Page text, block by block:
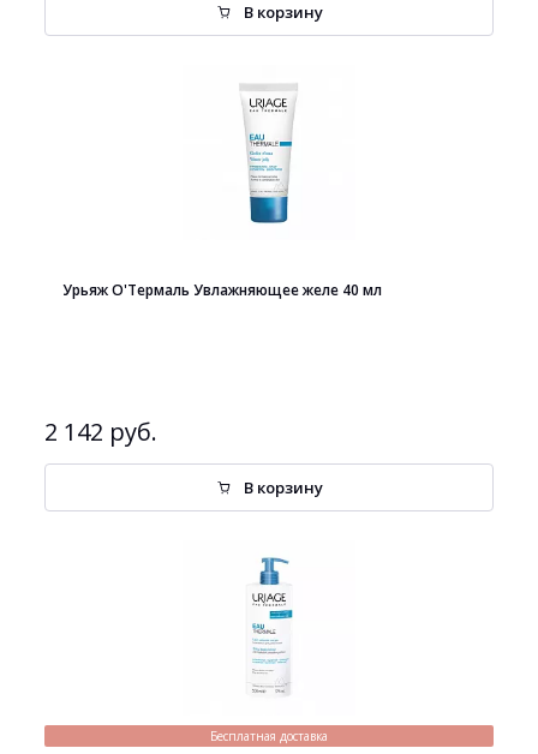
В корзину
Урьяж О'Термаль Увлажняющее желе 40 мл
2 142 руб.
В корзину
Бесплатная доставка